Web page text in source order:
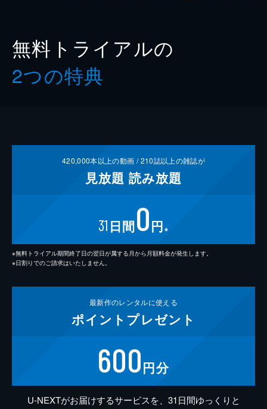
無料トライアルの
2つの特典
420,000本以上の動画 /210誌以上の雑誌が
見放題 読み放題
31 日間0円 ※
※無料トライアル期間終了日の翌日が属する月から月額料金が発生します。
※日割りでのご請求はいたしません。
最新作のレンタルに使える
ポイント プレゼント
600円分
U-NEXTがお届けするサービスを、31日間ゆっくりと